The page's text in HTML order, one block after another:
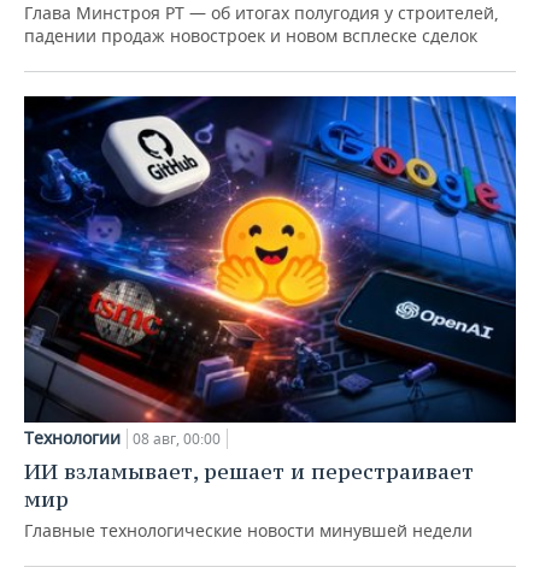
Глава Минстроя РТ — об итогах полугодия у строителей,
падении продаж новостроек и новом всплеске сделок
Технологии 08 авг, 00:00
ИИ взламывает, решает и перестраивает
мир
Главные технологические новости минувшей недели